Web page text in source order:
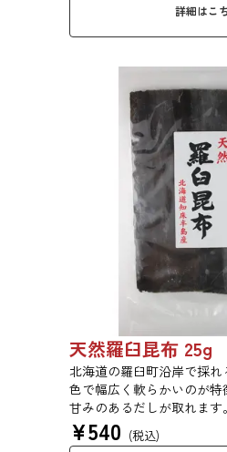
詳細はこ
天然羅臼昆布 25g
北海道の羅臼町沿岸で採
色で幅広く軟らかいのが特
甘みのあるだしが取れます
みもっちりした食感がある
で評価の高い高級昆布です
¥540 (税込)